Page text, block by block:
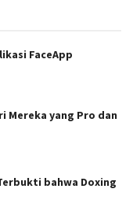
FaceApp
Mereka yang Pro dan
bahwa Doxing